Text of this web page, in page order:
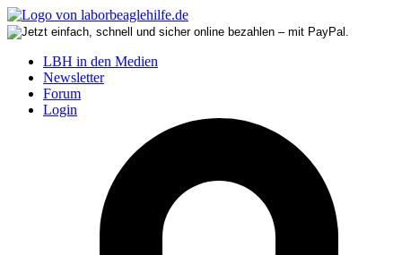
LBH in den Medien
Newsletter
Forum
Login